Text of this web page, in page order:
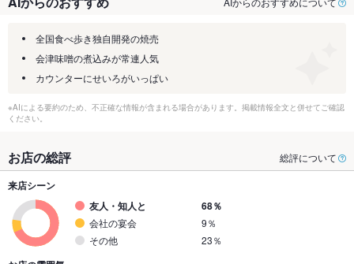
全国食べ歩き独自開発の焼売
会津味噌の煮込みが常連人気
カウンターにせいろがいっぱい
※AIによる要約のため、不正確な情報が含まれる場合があります。掲載情報全文と併せてご確認
ください。
お店の総評 総評について
来店シーン
友人・知人と
68％
会社の宴会
9％
その他
23％